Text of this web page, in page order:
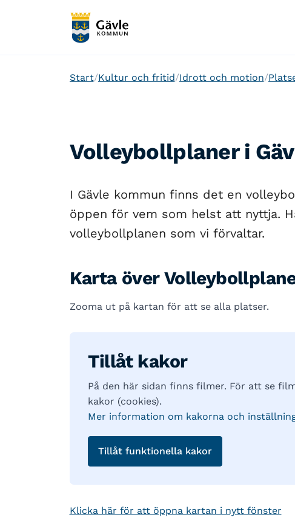
Start Kultur och fritid Idrott och motion
Volleybollplaner i
I Gävle kommun finns det en
öppen för vem som helst att nyttja.
volleybollplanen som vi förvaltar.
Karta över
Zooma ut på kartan för att se alla platser.
Tillåt kakor
På den här sidan finns filmer. För att se
kakor (cookies).
Mer information om kakorna och
Tillåt funktionella kakor
Klicka här för att öppna kartan i nytt fönster